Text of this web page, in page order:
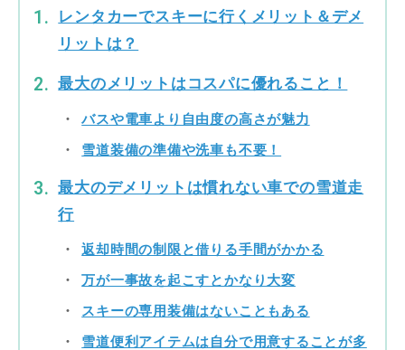
レンタカーでスキーに行くメリット＆デメ
リットは？
最大のメリットはコスパに優れること！
バスや電車より自由度の高さが魅力
雪道装備の準備や洗車も不要！
最大のデメリットは慣れない車での雪道走
行
返却時間の制限と借りる手間がかかる
万が一事故を起こすとかなり大変
スキーの専用装備はないこともある
雪道便利アイテムは自分で用意することが多